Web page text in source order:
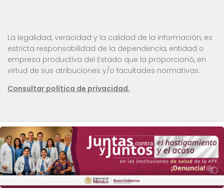
La legalidad, veracidad y la calidad de la información, es
estricta responsabilidad de la dependencia, entidad o
empresa productiva del Estado que la proporcionó, en
virtud de sus atribuciones y/o facultades normativas.
Consultar política de privacidad.